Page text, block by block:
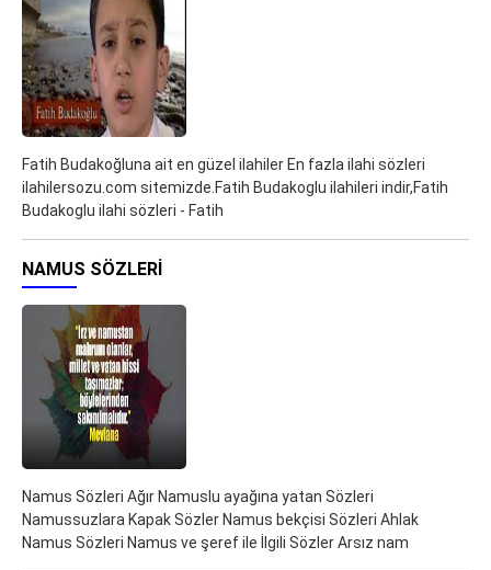
Fatih Budakoğluna ait en güzel ilahiler En fazla ilahi sözleri
ilahilersozu.com sitemizde.Fatih Budakoglu ilahileri indir,Fatih
Budakoglu ilahi sözleri - Fatih
NAMUS SÖZLERI
Namus Sözleri Ağır Namuslu ayağına yatan Sözleri
Namussuzlara Kapak Sözler Namus bekçisi Sözleri Ahlak
Namus Sözleri Namus ve şeref ile İlgili Sözler Arsız nam